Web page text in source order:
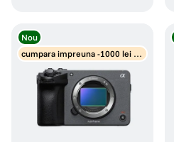
Nou
cumpara impreuna -1000 lei di